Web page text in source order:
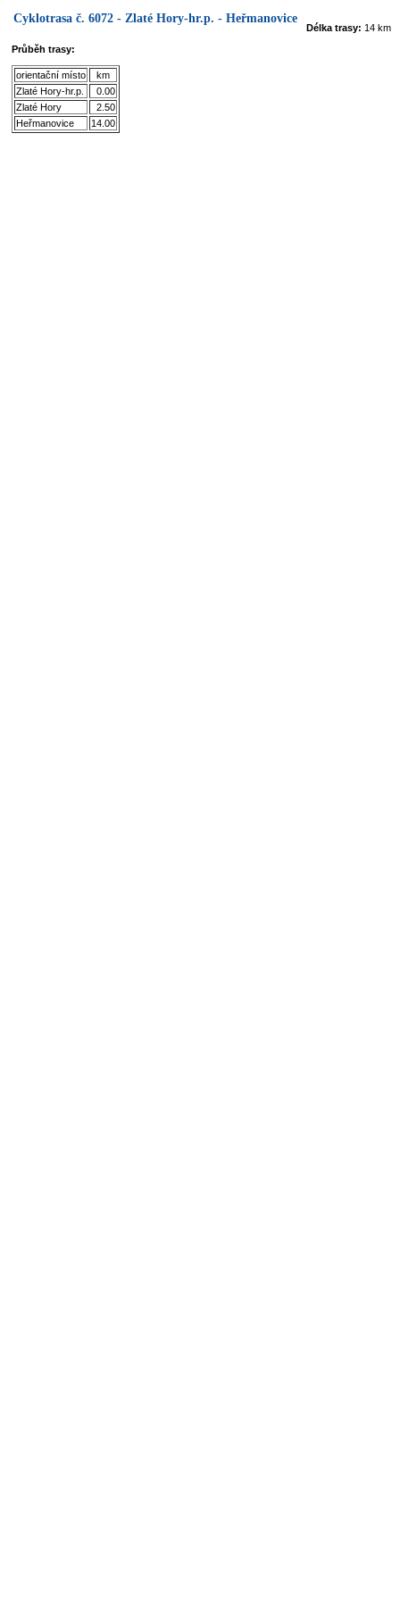
Cyklotrasa č. 6072 - Zlaté Hory-hr.p. - Heřmanovice
Délka trasy: 14 km
Průběh trasy:
orientační místo
km
Zlaté Hory-hr.p.
0.00
Zlaté Hory
2.50
Heřmanovice
14.00